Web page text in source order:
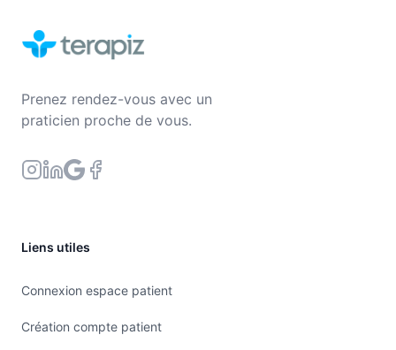
Prenez rendez-vous avec un
praticien proche de vous.
Liens utiles
Connexion espace patient
Création compte patient